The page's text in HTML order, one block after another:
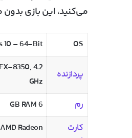
می‌کنید، این بازی
OS
10 – 64-Bit
پردازنده
8350, 4.2
GHz
رم 6 GB RAM
کارت
Radeon